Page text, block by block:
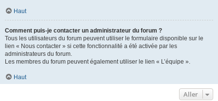
Haut
Comment puis-je contacter un administrateur du forum ?
Tous les utilisateurs du forum peuvent utiliser le formulaire disponible sur le
lien « Nous contacter » si cette fonctionnalité a été activée par les
administrateurs du forum.
Les membres du forum peuvent également utiliser le lien « L’équipe ».
Haut
Aller